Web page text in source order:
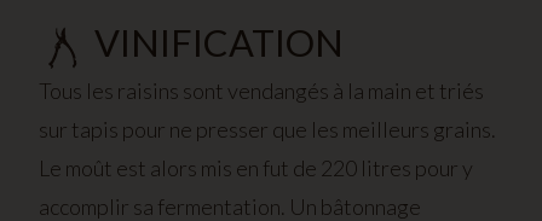
VINIFICATION
Tous les raisins sont vendangés à la main et triés
sur tapis pour ne presser que les meilleurs grains.
Le moût est alors mis en fut de 220 litres pour y
accomplir sa fermentation. Un bâtonnage